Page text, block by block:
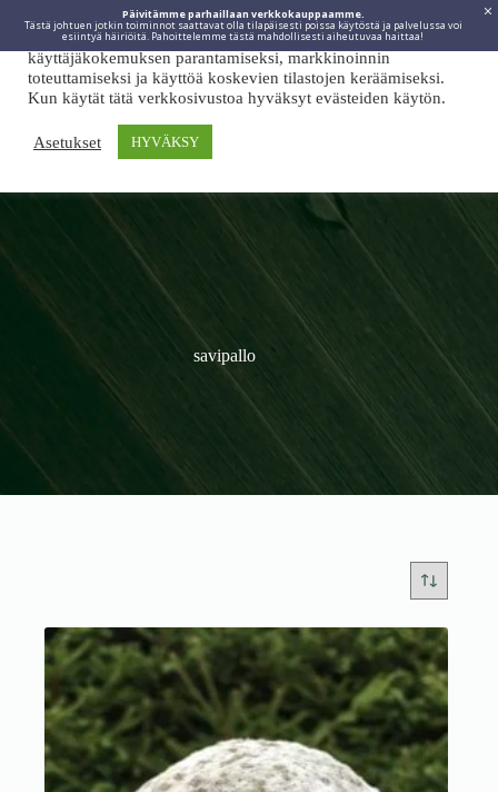
Päivitämme parhaillaan verkkokauppaamme.
Tästä johtuen jotkin toiminnot saattavat olla tilapäisesti poissa käytöstä ja palvelussa voi
esiintyä häiriöitä. Pahoittelemme tästä mahdollisesti aiheutuvaa haittaa!
savipallo
Viidakkotohtori.fi käyttää internetpalveluissaan evästeitä
käyttäjäkokemuksen parantamiseksi, markkinoinnin
toteuttamiseksi ja käyttöä koskevien tilastojen keräämiseksi.
Kun käytät tätä verkkosivustoa hyväksyt evästeiden käytön.
Asetukset HYVÄKSY